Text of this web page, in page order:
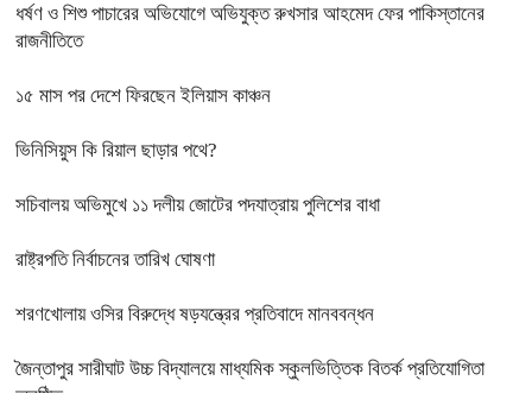
ধর্ষণ ও শিশু পাচারের অভিযোগে অভিযুক্ত রুখসার আহমেদ ফের পাকিস্তানের
রাজনীতিতে
১৫ মাস পর দেশে ফিরছেন ইলিয়াস কাঞ্চন
ভিনিসিয়ুস কি রিয়াল ছাড়ার পথে?
সচিবালয় অভিমুখে ১১ দলীয় জোটের পদযাত্রায় পুলিশের বাধা
রাষ্ট্রপতি নির্বাচনের তারিখ ঘোষণা
শরণখোলায় ওসির বিরুদ্ধে ষড়যন্ত্রের প্রতিবাদে মানববন্ধন
জৈন্তাপুর সারীঘাট উচ্চ বিদ্যালয়ে মাধ্যমিক স্কুলভিত্তিক বিতর্ক প্রতিযোগিতা